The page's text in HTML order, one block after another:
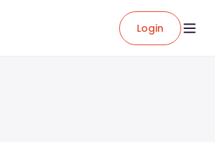
Login